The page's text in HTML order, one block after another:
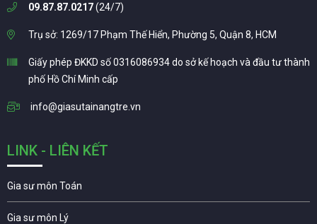
09.87.87.0217(24/7)
Trụ sở: 1269/17 Phạm Thế Hiển, Phường 5, Quận 8, HCM
Giấy phép ĐKKD số 0316086934 do sở kế hoạch và đầu tư thành
phố Hồ Chí Minh cấp
info@giasutainangtre.vn
LINK - LIÊN KẾT
Gia sư môn Toán
Gia sư môn Lý